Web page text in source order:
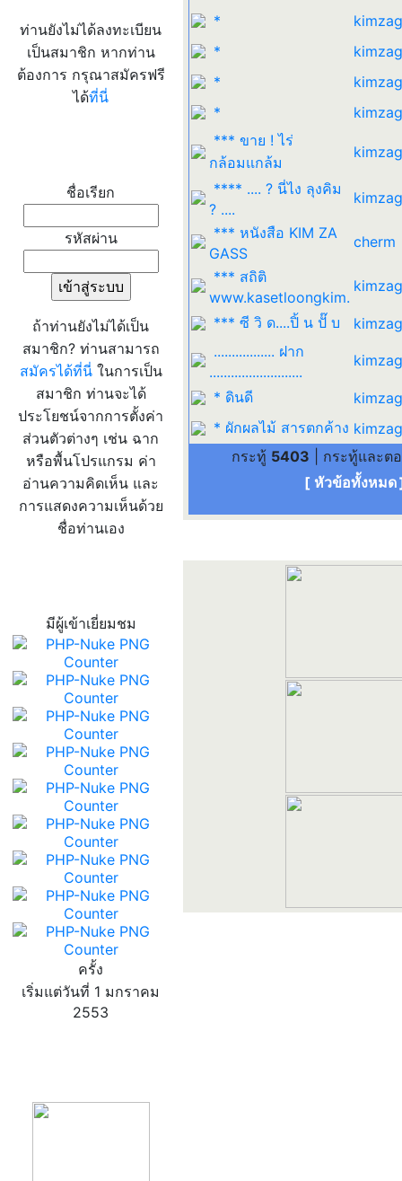
ท่านยังไม่ได้ลงทะเบียน
เป็นสมาชิก หากท่าน
ต้องการ กรุณาสมัครฟรี
ได้ที่นี่
ชื่อเรียก
รหัสผ่าน
ถ้าท่านยังไม่ได้เป็น
สมาชิก? ท่านสามารถ
สมัครได้ที่นี่ในการเป็น
สมาชิก ท่านจะได้
ประโยชน์จากการตั้งค่า
ส่วนตัวต่างๆ เช่น ฉาก
หรือพื้นโปรแกรม ค่า
อ่านความคิดเห็น และ
การแสดงความเห็นด้วย
ชื่อท่านเอง
มีผู้เข้าเยี่ยมชม
ครั้ง
เริ่มแต่วันที่ 1 มกราคม
2553
*
*
*
*
*** ขาย ! ไร่
กล้อมแกล้ม
**** .... ? นี่ไง ลุงคิม
? ....
*** หนังสือ KIM ZA
GASS
cherm
*** สถิติ
www.kasetloongkim.
*** ซี วิ ด....ปิ้ น ปั๊ บ
................. ฝาก
..........................
* ดินดี
* ผักผลไม้ สารตกค้าง
กระทู้ 5403 | กระทู้และต
[ หัวข้อทั้งหมด